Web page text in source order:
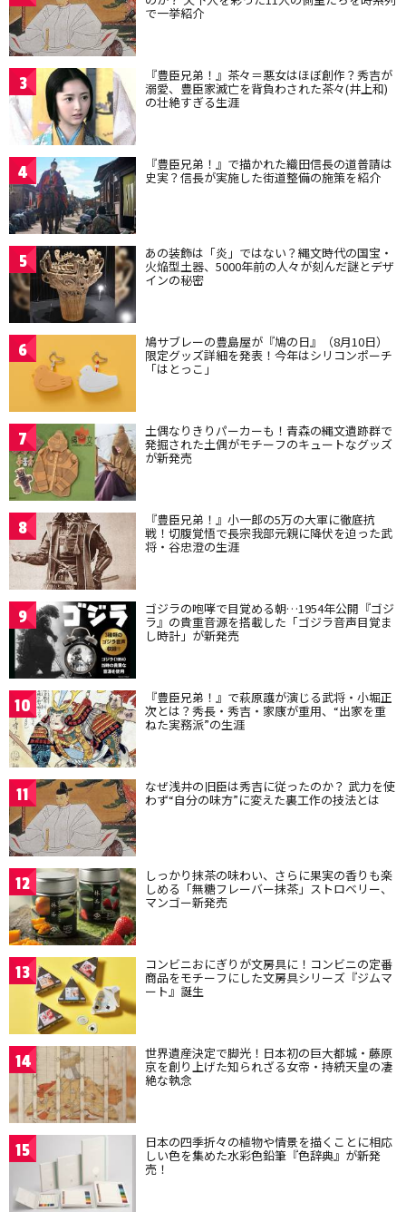
で一挙紹介
3 『豊臣兄弟！』茶々＝悪女はほぼ創作？秀吉が
溺愛、豊臣家滅亡を背負わされた茶々(井上和)
の壮絶すぎる生涯
4 『豊臣兄弟！』で描かれた織田信長の道普請は
史実？信長が実施した街道整備の施策を紹介
5 あの装飾は「炎」ではない？縄文時代の国宝・
火焔型土器、5000年前の人々が刻んだ謎とデザ
インの秘密
6 鳩サブレーの豊島屋が『鳩の日』（8月10日）
限定グッズ詳細を発表！今年はシリコンポーチ
「はとっこ」
7 土偶なりきりパーカーも！青森の縄文遺跡群で
発掘された土偶がモチーフのキュートなグッズ
が新発売
8 『豊臣兄弟！』小一郎の5万の大軍に徹底抗
戦！切腹覚悟で長宗我部元親に降伏を迫った武
将・谷忠澄の生涯
9 ゴジラの咆哮で目覚める朝…1954年公開『ゴジ
ラ』の貴重音源を搭載した「ゴジラ音声目覚ま
し時計」が新発売
10 『豊臣兄弟！』で萩原護が演じる武将・小堀正
次とは？秀長・秀吉・家康が重用、“出家を重
ねた実務派”の生涯
11 なぜ浅井の旧臣は秀吉に従ったのか？ 武力を使
わず“自分の味方”に変えた裏工作の技法とは
12 しっかり抹茶の味わい、さらに果実の香りも楽
しめる「無糖フレーバー抹茶」ストロベリー、
マンゴー新発売
13 コンビニおにぎりが文房具に！コンビニの定番
商品をモチーフにした文房具シリーズ『ジムマ
ート』誕生
14 世界遺産決定で脚光！日本初の巨大都城・藤原
京を創り上げた知られざる女帝・持統天皇の凄
絶な執念
15 日本の四季折々の植物や情景を描くことに相応
しい色を集めた水彩色鉛筆『色辞典』が新発
売！